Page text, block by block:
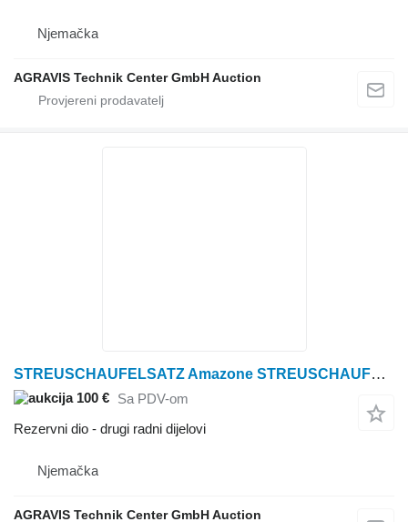
Njemačka
AGRAVIS Technik Center GmbH Auction
STREUSCHAUFELSATZ Amazone STREUSCHAUFELSATZ STREUSCHAUFELSATZ TS 20 za Amazone rasipača gnojiva
100 € Sa PDV-om
Rezervni dio - drugi radni dijelovi
Njemačka
AGRAVIS Technik Center GmbH Auction